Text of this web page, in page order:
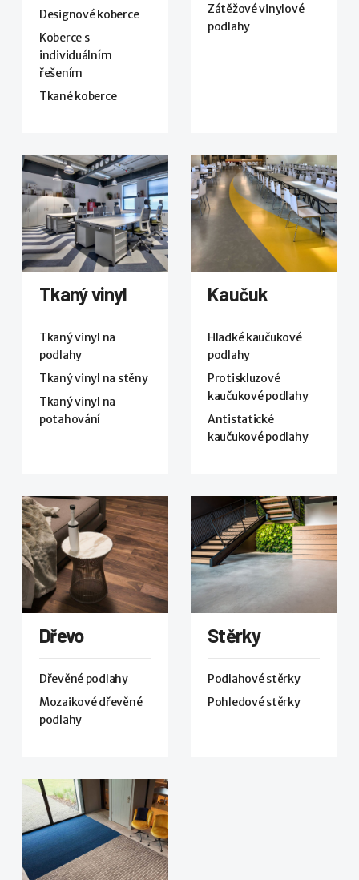
Designové koberce
Koberce s
individuálním
řešením
Tkané koberce
Zátěžové vinylové
podlahy
Tkaný vinyl
Tkaný vinyl na
podlahy
Tkaný vinyl na stěny
Tkaný vinyl na
potahování
Kaučuk
Hladké kaučukové
podlahy
Protiskluzové
kaučukové podlahy
Antistatické
kaučukové podlahy
Dřevo
Dřevěné podlahy
Mozaikové dřevěné
podlahy
Stěrky
Podlahové stěrky
Pohledové stěrky